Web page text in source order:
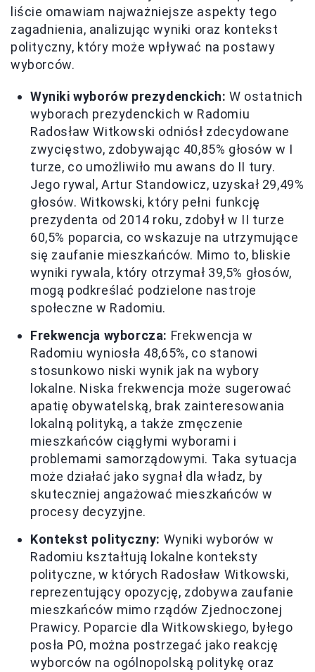
liście omawiam najważniejsze aspekty tego
zagadnienia, analizując wyniki oraz kontekst
polityczny, który może wpływać na postawy
wyborców.
Wyniki wyborów prezydenckich: W ostatnich
wyborach prezydenckich w Radomiu
Radosław Witkowski odniósł zdecydowane
zwycięstwo, zdobywając 40,85% głosów w I
turze, co umożliwiło mu awans do II tury.
Jego rywal, Artur Standowicz, uzyskał 29,49%
głosów. Witkowski, który pełni funkcję
prezydenta od 2014 roku, zdobył w II turze
60,5% poparcia, co wskazuje na utrzymujące
się zaufanie mieszkańców. Mimo to, bliskie
wyniki rywala, który otrzymał 39,5% głosów,
mogą podkreślać podzielone nastroje
społeczne w Radomiu.
Frekwencja wyborcza: Frekwencja w
Radomiu wyniosła 48,65%, co stanowi
stosunkowo niski wynik jak na wybory
lokalne. Niska frekwencja może sugerować
apatię obywatelską, brak zainteresowania
lokalną polityką, a także zmęczenie
mieszkańców ciągłymi wyborami i
problemami samorządowymi. Taka sytuacja
może działać jako sygnał dla władz, by
skuteczniej angażować mieszkańców w
procesy decyzyjne.
Kontekst polityczny: Wyniki wyborów w
Radomiu kształtują lokalne konteksty
polityczne, w których Radosław Witkowski,
reprezentujący opozycję, zdobywa zaufanie
mieszkańców mimo rządów Zjednoczonej
Prawicy. Poparcie dla Witkowskiego, byłego
posła PO, można postrzegać jako reakcję
wyborców na ogólnopolską politykę oraz